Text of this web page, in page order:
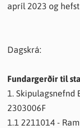
apríl 2023 og
Dagskrá:
Fundargerðir til
1. Skipulagsnefnd
2303006F
1.1 2211014 -